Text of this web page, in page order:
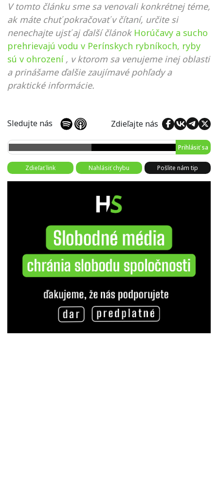
V tomto článku sme sa venovali konkrétnej téme,
ak máte chuť pokračovať v čítaní, určite si
nenechajte ujsť aj ďalší článok Horúčavy a sucho
prehrievajú vodu v Perínskych rybníkoch, ryby
sú v ohrození , v ktorom sa venujeme inej oblasti
a prinášame ďalšie zaujímavé pohľady a
praktické informácie.
Sledujte nás Zdieľajte nás
Prihlásiť sa
Zdieľať link Nahlásiť chybu Pošlite nám tip